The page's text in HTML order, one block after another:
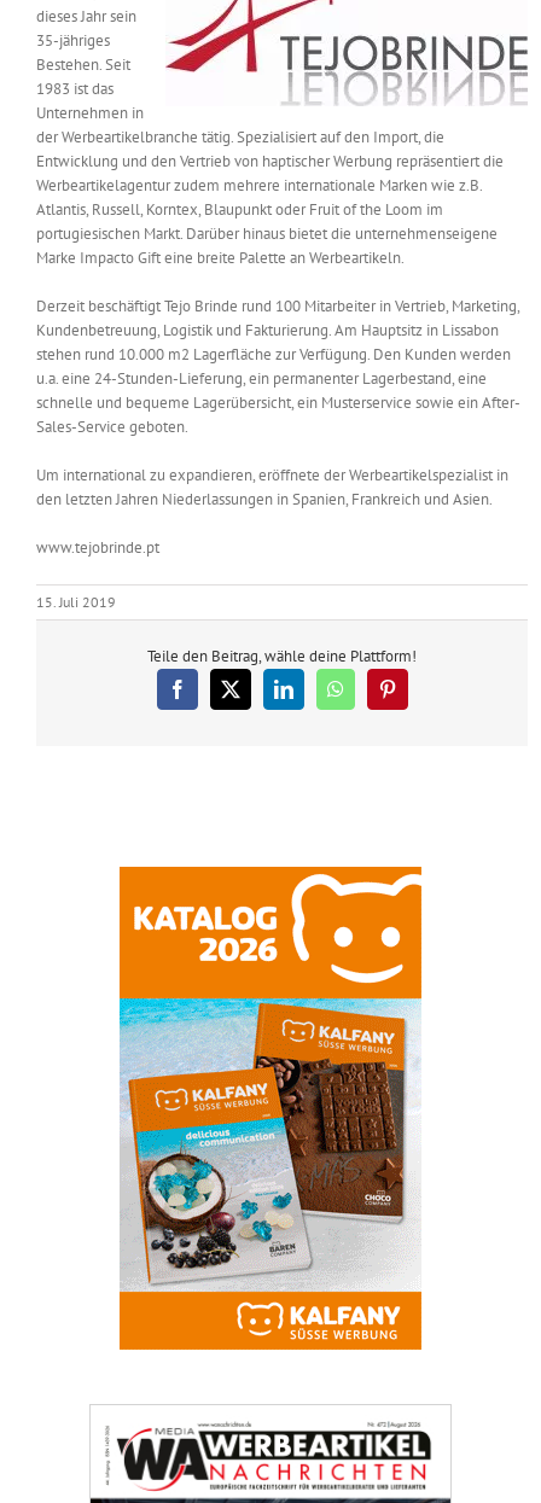
Messen & Events
Unternehmen
Interviews
Wissen
Product Guide
Jobshop
Suche
nach:
dieses Jahr sein
35-jähriges
Bestehen. Seit
1983 ist das
Unternehmen in
der Werbeartikelbranche tätig. Spezialisiert auf den Import, die
Entwicklung und den Vertrieb von haptischer Werbung repräsentiert die
Werbeartikelagentur zudem mehrere internationale Marken wie z.B.
Atlantis, Russell, Korntex, Blaupunkt oder Fruit of the Loom im
portugiesischen Markt. Darüber hinaus bietet die unternehmenseigene
Marke Impacto Gift eine breite Palette an Werbeartikeln.
Derzeit beschäftigt Tejo Brinde rund 100 Mitarbeiter in Vertrieb, Marketing,
Kundenbetreuung, Logistik und Fakturierung. Am Hauptsitz in Lissabon
stehen rund 10.000 m2 Lagerfläche zur Verfügung. Den Kunden werden
u.a. eine 24-Stunden-Lieferung, ein permanenter Lagerbestand, eine
schnelle und bequeme Lagerübersicht, ein Musterservice sowie ein After-
Sales-Service geboten.
Um international zu expandieren, eröffnete der Werbeartikelspezialist in
den letzten Jahren Niederlassungen in Spanien, Frankreich und Asien.
www.tejobrinde.pt
15. Juli 2019
Teile den Beitrag, wähle deine Plattform!
Facebook
X LinkedInWhatsAppPinterest